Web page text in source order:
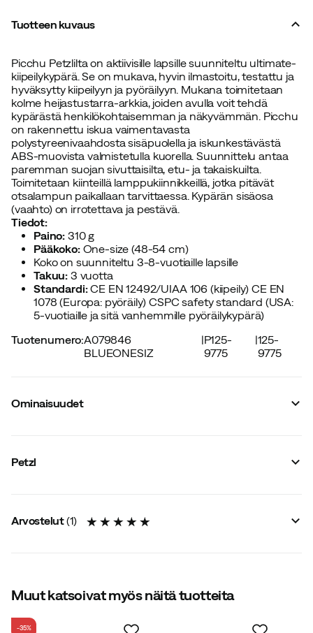
Tuotteen kuvaus
Picchu Petzlilta on aktiivisille lapsille suunniteltu ultimate-
kiipeilykypärä. Se on mukava, hyvin ilmastoitu, testattu ja
hyväksytty kiipeilyyn ja pyöräilyyn. Mukana toimitetaan
kolme heijastustarra-arkkia, joiden avulla voit tehdä
kypärästä henkilökohtaisemman ja näkyvämmän. Picchu
on rakennettu iskua vaimentavasta
polystyreenivaahdosta sisäpuolella ja iskunkestävästä
ABS-muovista valmistetulla kuorella. Suunnittelu antaa
paremman suojan sivuttaisilta, etu- ja takaiskuilta.
Toimitetaan kiinteillä lamppukiinnikkeillä, jotka pitävät
otsalampun paikallaan tarvittaessa. Kypärän sisäosa
(vaahto) on irrotettava ja pestävä.
Tiedot:
Paino: 310 g
Pääkoko:One-size (48-54 cm)
Koko on suunniteltu 3-8-vuotiaille lapsille
Takuu: 3 vuotta
Standardi:CE EN 12492/UIAA 106 (kiipeily) CE EN
1078 (Europa: pyöräily) CSPC safety standard (USA:
5-vuotiaille ja sitä vanhemmille pyöräilykypärä)
Tuotenumero:A079846
BLUEONESIZ
|P125-
9775
|125-
9775
Ominaisuudet
Koko
Petzl
Arvostelut (1)
5.0
Muut katsoivat myös näitä tuotteita
-35%